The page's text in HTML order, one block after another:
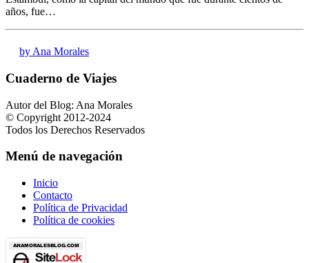
años, fue…
by Ana Morales
Cuaderno de Viajes
Autor del Blog: Ana Morales
© Copyright 2012-2024
Todos los Derechos Reservados
Menú de navegación
Inicio
Contacto
Política de Privacidad
Política de cookies